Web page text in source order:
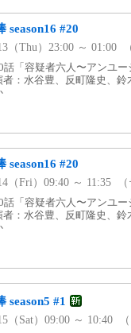
season16 #20
（Thu）23:00 ～ 01:00
話「容疑者六人〜アンユ
者：水谷豊、反町隆史、
season16 #20
（Fri）09:40 ～ 11:35
話「容疑者六人〜アンユ
者：水谷豊、反町隆史、
season5 #1
（Sat）09:00 ～ 10:40